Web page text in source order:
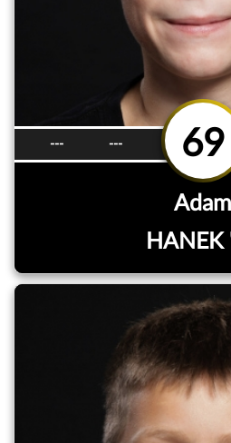
Adam
HANEK
69
--- ---